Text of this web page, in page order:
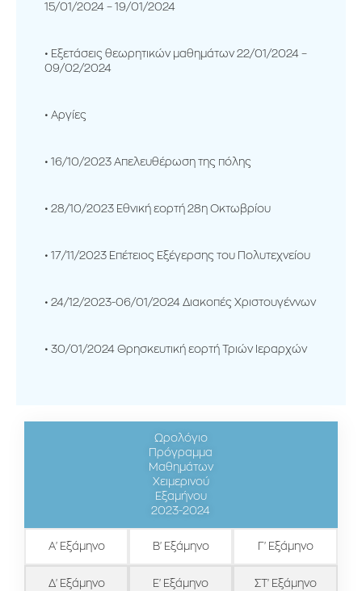
15/01/2024 – 19/01/2024
Εξετάσεις θεωρητικών μαθημάτων 22/01/2024 –
09/02/2024
Αργίες
16/10/2023 Απελευθέρωση της πόλης
28/10/2023 Εθνική εορτή 28η Οκτωβρίου
17/11/2023 Επέτειος Εξέγερσης του Πολυτεχνείου
24/12/2023-06/01/2024 Διακοπές Χριστουγέννων
30/01/2024 Θρησκευτική εορτή Τριών Ιεραρχών
Ωρολόγιο
Πρόγραμμα
Μαθημάτων
Χειμερινού
Εξαμήνου
2023-2024
Α' Εξάμηνο Β' Εξάμηνο Γ' Εξάμηνο
Δ' Εξάμηνο Ε' Εξάμηνο ΣΤ' Εξάμηνο